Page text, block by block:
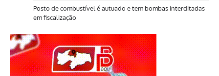
Posto de combustível é autuado e tem bombas interditadas
em fiscalização